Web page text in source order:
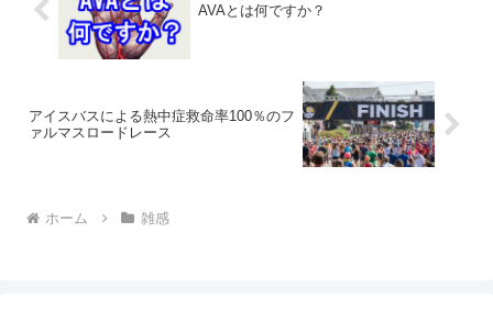
AVAとは何ですか？
アイスバスによる熱中症救命率100％のフ
ァルマスロードレース
ホーム 雑感